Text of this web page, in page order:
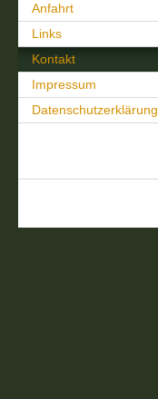
Anfahrt
Links
Kontakt
Impressum
Datenschutzerklärung